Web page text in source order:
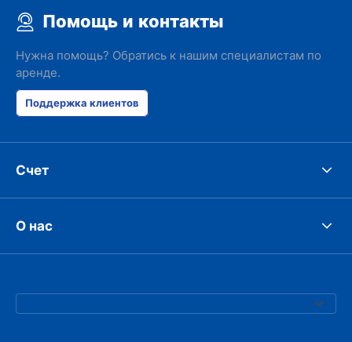
Помощь и контакты
Нужна помощь? Обратись к нашим специалистам по
аренде.
Поддержка клиентов
Счет
О нас